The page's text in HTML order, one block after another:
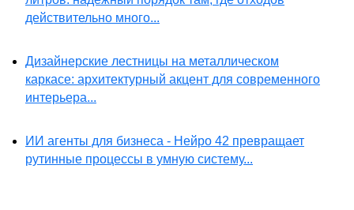
действительно много...
Дизайнерские лестницы на металлическом
каркасе: архитектурный акцент для современного
интерьера...
ИИ агенты для бизнеса - Нейро 42 превращает
рутинные процессы в умную систему...